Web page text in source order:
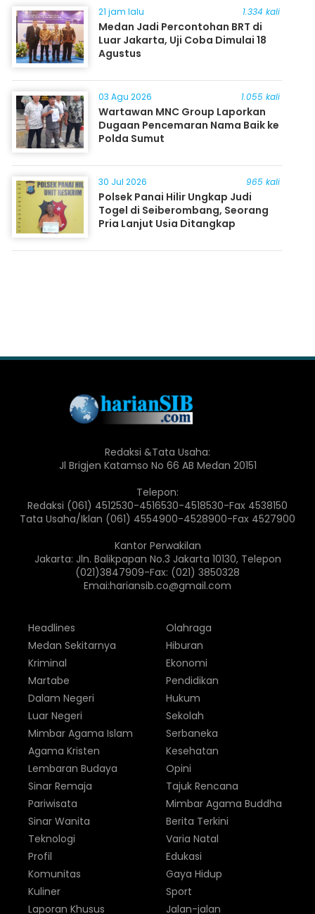
21 jam lalu 1.334 kali
Medan Jadi Percontohan BRT di
Luar Jakarta, Uji Coba Dimulai 18
Agustus
03 Agu 2026 1.055 kali
Wartawan MNC Group Laporkan
Dugaan Pencemaran Nama Baik ke
Polda Sumut
30 Jul 2026 965 kali
Polsek Panai Hilir Ungkap Judi
Togel di Seiberombang, Seorang
Pria Lanjut Usia Ditangkap
Redaksi &Tata Usaha:
Jl Brigjen Katamso No 66 AB Medan 20151
Telepon:
Redaksi (061) 4512530-4516530-4518530-Fax 4538150
Tata Usaha/Iklan (061) 4554900-4528900-Fax 4527900
Kantor Perwakilan
Jakarta: Jln. Balikpapan No.3 Jakarta 10130, Telepon
(021)3847909-Fax: (021) 3850328
Emai:hariansib.co@gmail.com
Headlines
Medan Sekitarnya
Kriminal
Martabe
Dalam Negeri
Luar Negeri
Olahraga
Hiburan
Ekonomi
Pendidikan
Hukum
Sekolah
Mimbar Agama Islam
Agama Kristen
Lembaran Budaya
Sinar Remaja
Pariwisata
Sinar Wanita
Serbaneka
Kesehatan
Opini
Tajuk Rencana
Mimbar Agama Buddha
Berita Terkini
Teknologi
Profil
Komunitas
Kuliner
Laporan Khusus
Varia Natal
Edukasi
Gaya Hidup
Sport
Jalan-jalan